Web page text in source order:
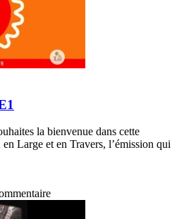
la bienvenue dans cette
Large et en Travers, l’émission qui